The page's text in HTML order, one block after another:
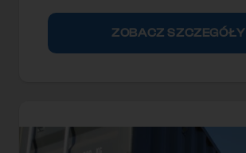
ZOBACZ SZCZEGÓŁY